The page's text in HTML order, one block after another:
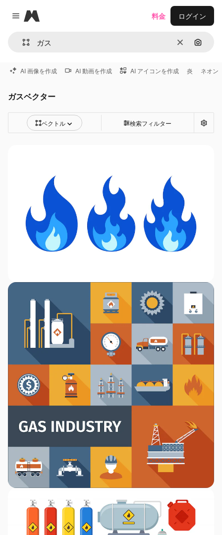
Close menu
Magnific
消去 画像で
料金 ログイン
AI 画像を作成 AI 動画を作成 AI アイコンを作成 炎 ネオン
ガスベクター
ベクトル 検索フィルター